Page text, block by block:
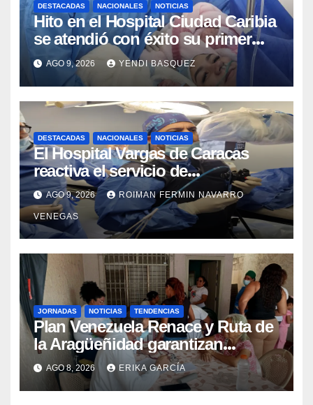
DESTACADAS NACIONALES NOTICIAS
Hito en el Hospital Ciudad Caribia
se atendió con éxito su primer
parto gemelar
AGO 9, 2026 YENDI BASQUEZ
DESTACADAS NACIONALES NOTICIAS
El Hospital Vargas de Caracas
reactiva el servicio de
Colangiopancreatografía
Retrógrada Endoscópica para
beneficiar a cientos de pacientes
AGO 9, 2026 ROIMAN FERMIN NAVARRO
VENEGAS
JORNADAS NOTICIAS TENDENCIAS
Plan Venezuela Renace y Ruta de
la Aragüeñidad garantizan
atención médica integral en
Aragua
AGO 8, 2026 ERIKA GARCÍA